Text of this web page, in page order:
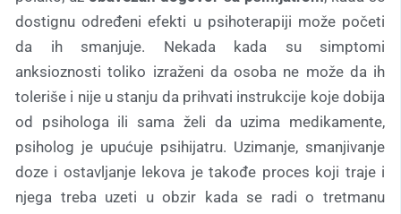
dostignu određeni efekti u psihoterapiji može početi
da ih smanjuje. Nekada kada su simptomi
anksioznosti toliko izraženi da osoba ne može da ih
toleriše i nije u stanju da prihvati instrukcije koje dobija
od psihologa ili sama želi da uzima medikamente,
psiholog je upućuje psihijatru. Uzimanje, smanjivanje
doze i ostavljanje lekova je takođe proces koji traje i
njega treba uzeti u obzir kada se radi o tretmanu